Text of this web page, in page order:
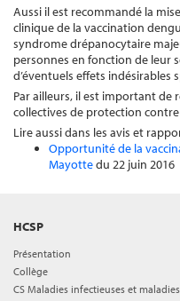
Aussi il est recommandé la
clinique de la vaccination
syndrome drépanocytaire
personnes en fonction de
d’éventuels effets indésirables
Par ailleurs, il est important de
collectives de protection
Lire aussi dans les avis et
Opportunité de la
Mayottedu 22 juin 2016
HCSP
Présentation
Collège
CS Maladies infectieuses et